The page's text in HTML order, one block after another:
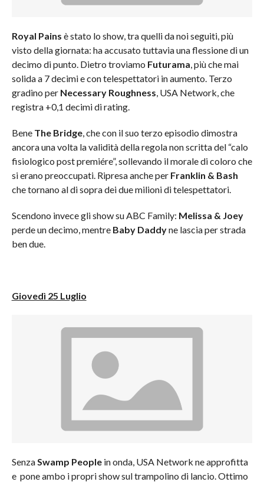
Royal Pains è stato lo show, tra quelli da noi seguiti, più
visto della giornata: ha accusato tuttavia una flessione di un
decimo di punto. Dietro troviamo Futurama, più che mai
solida a 7 decimi e con telespettatori in aumento. Terzo
gradino per Necessary Roughness, USA Network, che
registra +0,1 decimi di rating.
Bene The Bridge, che con il suo terzo episodio dimostra
ancora una volta la validità della regola non scritta del “calo
fisiologico post premiére”, sollevando il morale di coloro che
si erano preoccupati. Ripresa anche per Franklin & Bash
che tornano al di sopra dei due milioni di telespettatori.
Scendono invece gli show su ABC Family: Melissa & Joey
perde un decimo, mentre Baby Daddyne lascia per strada
ben due.
Giovedì 25 Luglio
SenzaSwamp Peoplein onda, USA Network ne approfitta
e pone ambo i propri show sul trampolino di lancio. Ottimo